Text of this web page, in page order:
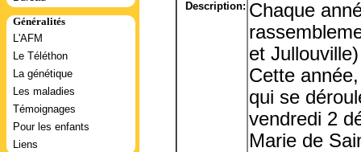
Généralités
L'AFM
Le Téléthon
La génétique
Les maladies
Témoignages
Pour les enfants
Liens
Description: Chaque
et
Cette
qui se
vendredi 2
Marie de